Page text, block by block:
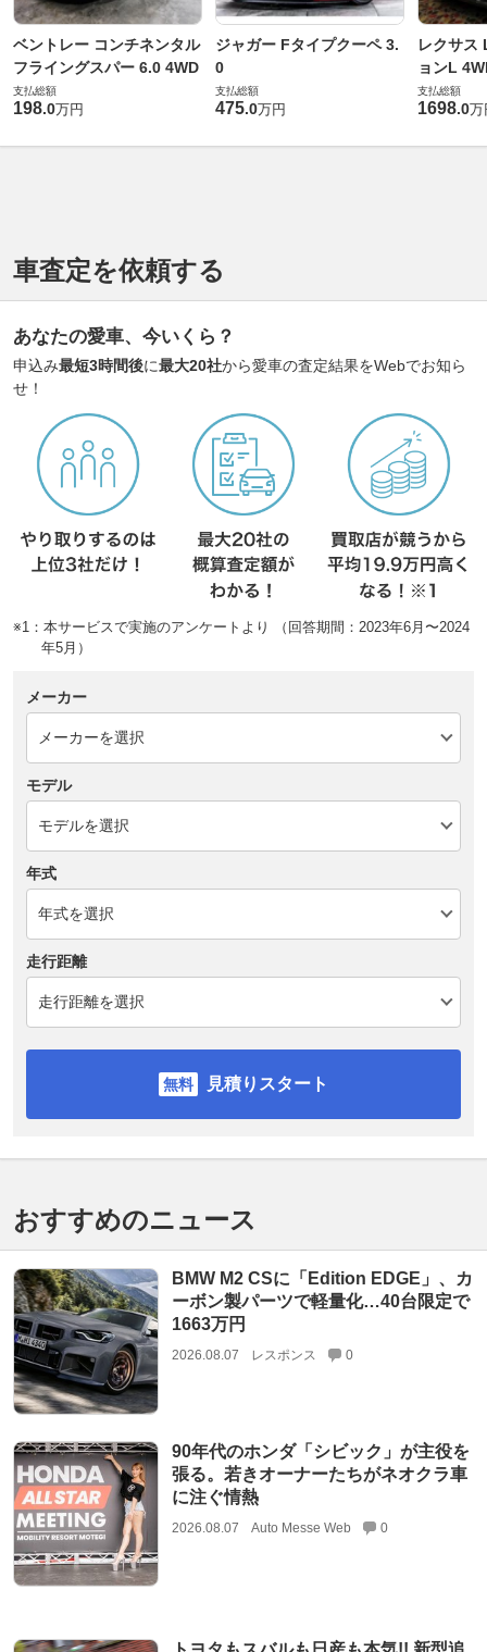
ベントレー コンチネンタル
フライングスパー 6.0 4WD
支払総額
198.0万円
ジャガー Fタイプクーペ 3.
0
支払総額
475.0万円
レクサス
ョンL
支払総額
1698.0万
車査定を依頼する
あなたの愛車、今いくら？
申込み最短3時間後に最大20社から愛車の査定結果をWebでお知ら
せ！
※1：本サービスで実施のアンケートより （回答期間：2023年6月〜2024
年5月）
メーカー
モデル
年式
走行距離
見積りスタート
おすすめのニュース
BMW M2 CSに「Edition EDGE」、カ
ーボン製パーツで軽量化…40台限定で
1663万円
2026.08.07 レスポンス 0
90年代のホンダ「シビック」が主役を
張る。若きオーナーたちがネオクラ車
に注ぐ情熱
2026.08.07 Auto Messe Web 0